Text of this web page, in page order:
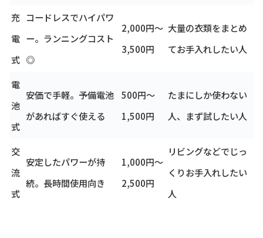
充
電
式
コードレスでハイパワ
ー。ランニングコスト
◎
2,000円～
3,500円
大量の衣類をまとめ
てお手入れしたい人
電
池
式
安価で手軽。予備電池
があればすぐ使える
500円～
1,500円
たまにしか使わない
人、まず試したい人
交
流
式
安定したパワーが持
続。長時間使用向き
1,000円～
2,500円
リビングなどでじっ
くりお手入れしたい
人